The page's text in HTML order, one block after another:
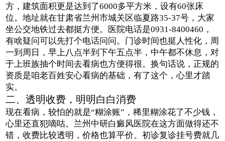
方，建筑面积更是达到了6000多平方米，设有60张床
位。地址就在甘肃省兰州市城关区临夏路35-37号，大家
坐公交地铁过去都挺方便。医院电话是0931-8400460，
有啥疑问可以先打个电话问问。门诊时间也挺人性化，周
一到周日，早上八点半到下午五点半，中午都不休息，对
于上班族抽个时间去看病也方便得很。换句话说，正规的
资质是咱老百姓安心看病的基础，有了这个，心里才踏
实。
二、透明收费，明明白白消费
现在看病，较怕的就是“糊涂账”，稀里糊涂花了不少钱，
心里还直犯嘀咕。兰州中研白癜风医院在这方面做得还不
错，收费比较透明，价格也算平价。初诊复诊挂号费就几